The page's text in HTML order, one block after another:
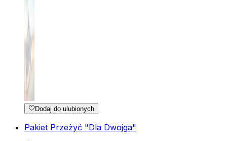
Dodaj do ulubionych
Pakiet Przeżyć "Dla Dwojga"